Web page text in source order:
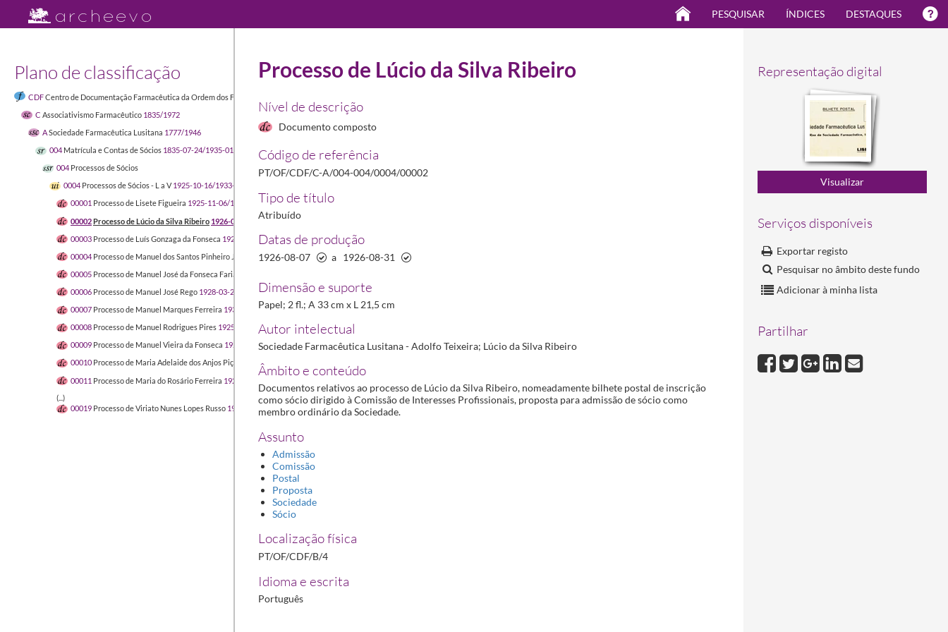
PESQUISAR ÍNDICES DESTAQUES
Plano de classificação
CDFCentro de Documentação Farmacêutica da Ordem dos Farmacêuticos
C Associativismo Farmacêutico 1835/1972
ASociedade Farmacêutica Lusitana 1777/1946
004 Matrícula e Contas de Sócios 1835-07-24/1935-01-11
004 Processos de Sócios
0004 Processos de Sócios - L a V 1925-10-16/1933-07-13
00001 Processo de Lisete Figueira 1925-11-06/1925-11-17
00002Processo de Lúcio da Silva Ribeiro 1926-08-07/1926-08-31
00003 Processo de Luís Gonzaga da Fonseca 1928-09-17/1928-10-11
00004 Processo de Manuel dos Santos Pinheiro Júnior
1926-08-10/1926-08-31
00005 Processo de Manuel José da Fonseca Faria
00006 Processo de Manuel José Rego 1928-03-27/1928-04-24
00007 Processo de Manuel Marques Ferreira 1931-01-25/1931-03-18
00008 Processo de Manuel Rodrigues Pires 1925-10-16/1925-10-27
00009 Processo de Manuel Vieira da Fonseca 1928-08-27/1929-12-04
00010 Processo de Maria Adelaide dos Anjos Piçarra Estevens
00011 Processo de Maria do Rosário Ferreira 1929-02-21/1930-02-07
(...)
00019 Processo de Viriato Nunes Lopes Russo 1925-10-20/1933-07-13
Representação digital
Serviços disponíveis
Exportar registo
Pesquisar no âmbito deste fundo
Adicionar à minha lista
Partilhar
Processo de Lúcio da Silva Ribeiro
Nível de descrição
Documento composto
Código de referência
PT/OF/CDF/C-A/004-004/0004/00002
Tipo de título
Atribuído
Datas de produção
1926-08-07 a 1926-08-31
Dimensão e suporte
Papel; 2 fl.; A 33 cm x L 21,5 cm
Autor intelectual
Sociedade Farmacêutica Lusitana - Adolfo Teixeira; Lúcio da Silva Ribeiro
Âmbito e conteúdo
Documentos relativos ao processo de Lúcio da Silva Ribeiro, nomeadamente bilhete postal de inscrição
como sócio dirigido à Comissão de Interesses Profissionais, proposta para admissão de sócio como
membro ordinário da Sociedade.
Assunto
Admissão
Comissão
Postal
Proposta
Sociedade
Sócio
Localização física
PT/OF/CDF/B/4
Idioma e escrita
Português